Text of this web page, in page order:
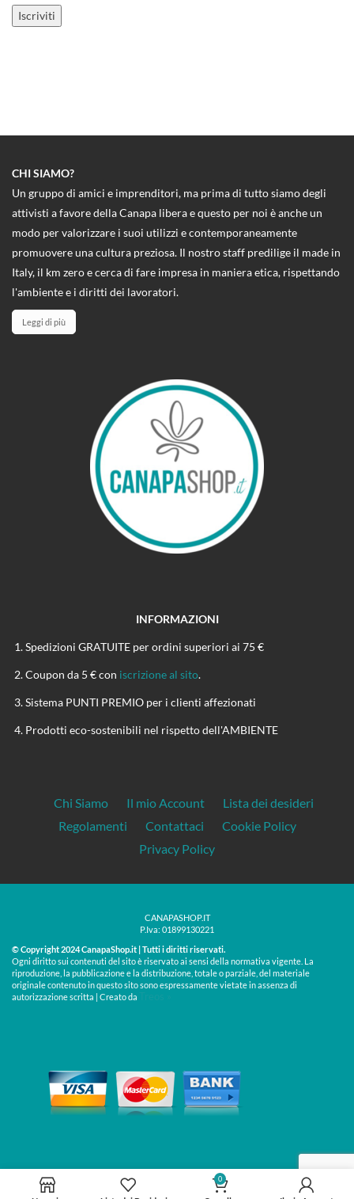
CHI SIAMO?
Un gruppo di amici e imprenditori, ma prima di tutto siamo degli
attivisti a favore della Canapa libera e questo per noi è anche un
modo per valorizzare i suoi utilizzi e contemporaneamente
promuovere una cultura preziosa. Il nostro staff predilige il made in
Italy, il km zero e cerca di fare impresa in maniera etica, rispettando
l'ambiente e i diritti dei lavoratori.
Leggi di più
INFORMAZIONI
Spedizioni GRATUITE per ordini superiori ai 75 €
Coupon da 5 € con iscrizione al sito.
Sistema PUNTI PREMIO per i clienti affezionati
Prodotti eco-sostenibili nel rispetto dell'AMBIENTE
Chi Siamo Il mio Account
Lista dei desideri
Regolamenti
Contattaci
Cookie Policy
Privacy Policy
CANAPASHOP.IT
P.Iva: 01899130221
© Copyright 2024 CanapaShop.it | Tutti i diritti riservati.
Ogni diritto sui contenuti del sito è riservato ai sensi della normativa vigente. La
riproduzione, la pubblicazione e la distribuzione, totale o parziale, del materiale
originale contenuto in questo sito sono espressamente vietate in assenza di
autorizzazione scritta | Creato da
0